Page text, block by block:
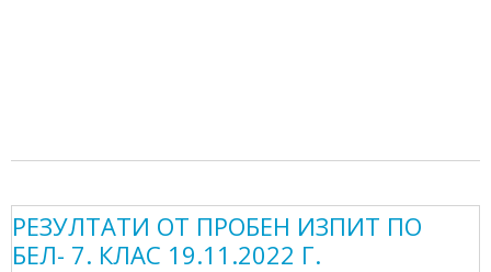
РЕЗУЛТАТИ ОТ ПРОБЕН ИЗПИТ ПО
БЕЛ- 7. КЛАС 19.11.2022 Г.